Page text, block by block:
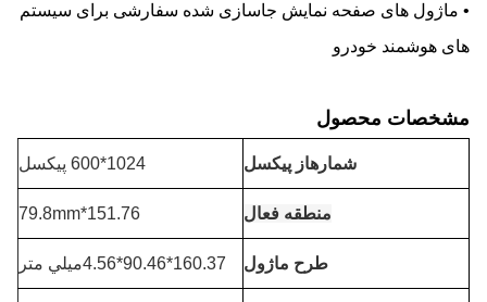
• ماژول های صفحه نمایش جاسازی شده سفارشی برای سیستم
های هوشمند خودرو
مشخصات محصول
شمارهاز پیکسل 1024*600 پیکسل
منطقه فعال 151.76*79.8mm
طرح ماژول 160.37*90.46*4.56ميلي متر